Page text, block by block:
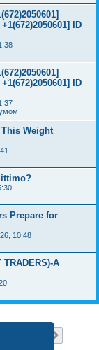
ID
ID
Weight
Prepare for
10:48
A